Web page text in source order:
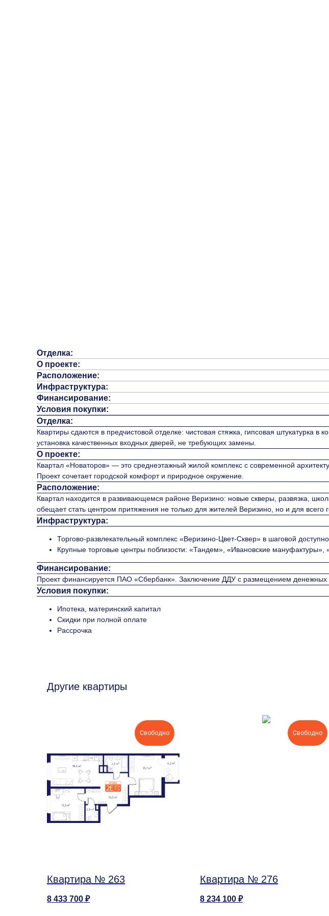
Отделка:
О проекте:
Расположение:
Инфраструктура:
Финансирование:
Условия покупки:
Отделка:
Квартиры сдаются в предчистовой отделке: чистовая стяжка, гипсовая штукатурка
установка качественных входных дверей, не требующих замены.
О проекте:
Квартал «Новаторов» — это среднеэтажный жилой комплекс с современной
Проект сочетает городской комфорт и природное окружение.
Расположение:
Квартал находится в развивающемся районе Веризино: новые скверы, развязка,
обещает стать центром притяжения не только для жителей Веризино, но и для всего
Инфраструктура:
Торгово-развлекательный комплекс «Веризино-Цвет-Сквер» в шаговой
Крупные торговые центры поблизости: «Тандем», «Ивановские мануфактуры»,
Финансирование:
Проект финансируется ПАО «Сбербанк». Заключение ДДУ с размещением денежных
Условия покупки:
Ипотека, материнский капитал
Скидки при полной оплате
Рассрочка
Другие квартиры
Свободно
Квартира № 263
8 433 700 ₽
Свободно
Квартира № 276
8 234 100 ₽